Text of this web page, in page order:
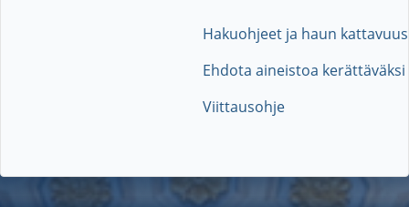
Hakuohjeet ja haun kattavuus
Ehdota aineistoa kerättäväksi
Viittausohje